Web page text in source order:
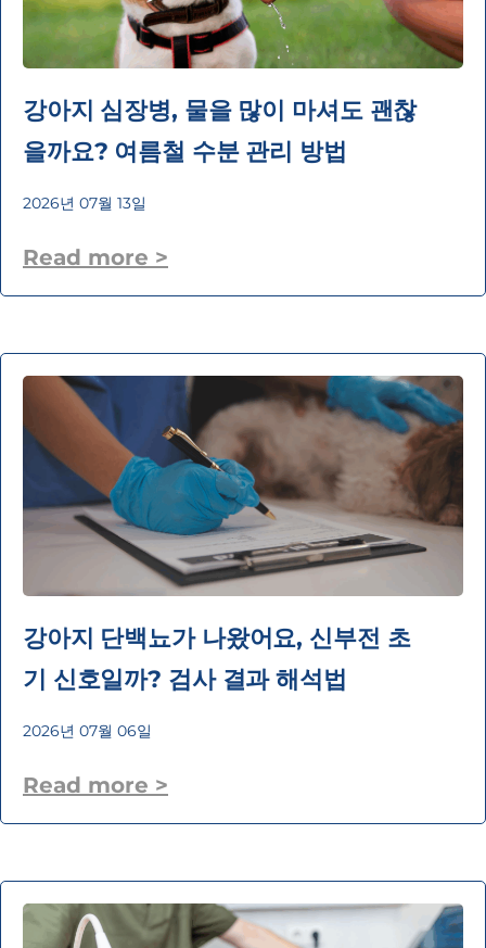
강아지 심장병, 물을 많이 마셔도 괜찮
을까요? 여름철 수분 관리 방법
2026년 07월 13일
Read more >
강아지 단백뇨가 나왔어요, 신부전 초
기 신호일까? 검사 결과 해석법
2026년 07월 06일
Read more >